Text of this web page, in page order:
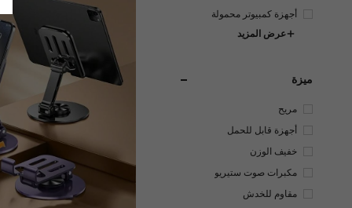
أجهزة كمبيوتر محمولة
عرض المزيد
ميزة
مريح
أجهزة قابل للحمل
خفيف الوزن
مكبرات صوت ستيريو
مقاوم للخدش